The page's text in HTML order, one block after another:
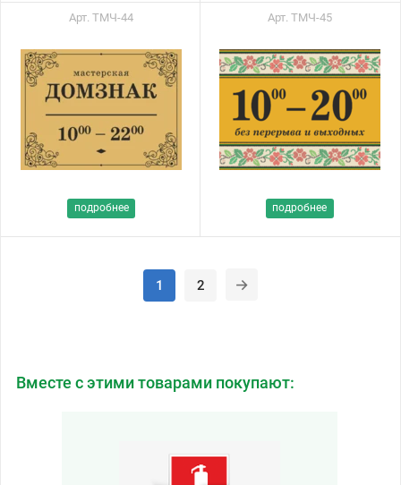
Арт. ТМЧ-44
подробнее
Арт. ТМЧ-45
подробнее
1 2
Вместе с этими товарами покупают: